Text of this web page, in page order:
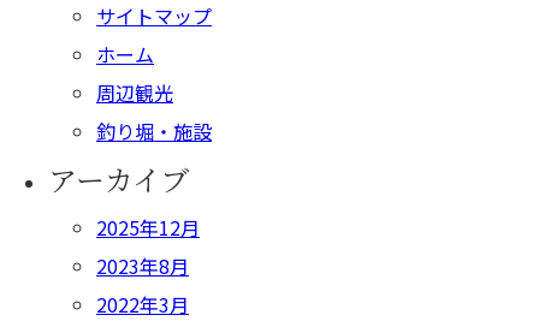
サイトマップ
ホーム
周辺観光
釣り堀・施設
アーカイブ
2025年12月
2023年8月
2022年3月